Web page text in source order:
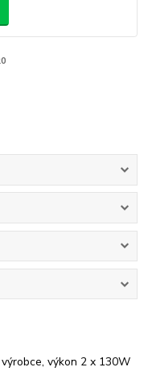
výkon 2 x 130W